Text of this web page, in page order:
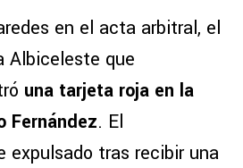
en el acta arbitral, el
Albiceleste que
una tarjeta roja en la
Fernández. El
expulsado tras recibir una